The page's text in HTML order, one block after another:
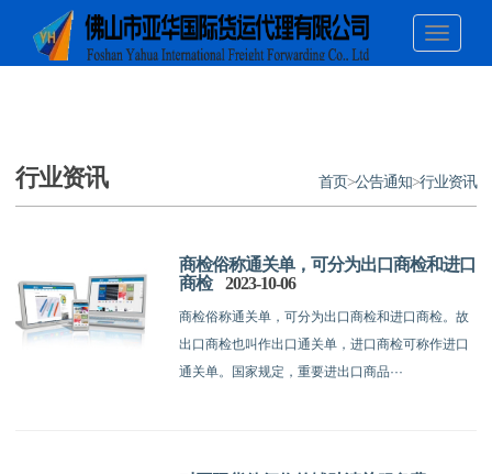
行业资讯 首页>公告通知>行业资讯
商检俗称通关单，可分为出口商检和进口
商检2023-10-06
商检俗称通关单，可分为出口商检和进口商检。故
出口商检也叫作出口通关单，进口商检可称作进口
通关单。国家规定，重要进出口商品···